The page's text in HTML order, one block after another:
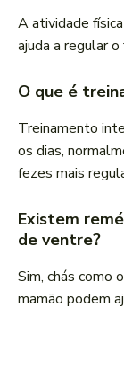
A atividade
ajuda a regular
O que é
Treinamento
os dias,
fezes mais
Existem
de ventre?
Sim, chás como
mamão podem